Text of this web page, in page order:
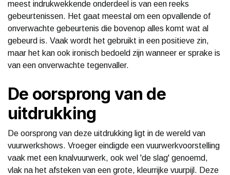
meest indrukwekkende onderdeel is van een reeks
gebeurtenissen. Het gaat meestal om een opvallende of
onverwachte gebeurtenis die bovenop alles komt wat al
gebeurd is. Vaak wordt het gebruikt in een positieve zin,
maar het kan ook ironisch bedoeld zijn wanneer er sprake is
van een onverwachte tegenvaller.
De oorsprong van de
uitdrukking
De oorsprong van deze uitdrukking ligt in de wereld van
vuurwerkshows. Vroeger eindigde een vuurwerkvoorstelling
vaak met een knalvuurwerk, ook wel 'de slag' genoemd,
vlak na het afsteken van een grote, kleurrijke vuurpijl. Deze